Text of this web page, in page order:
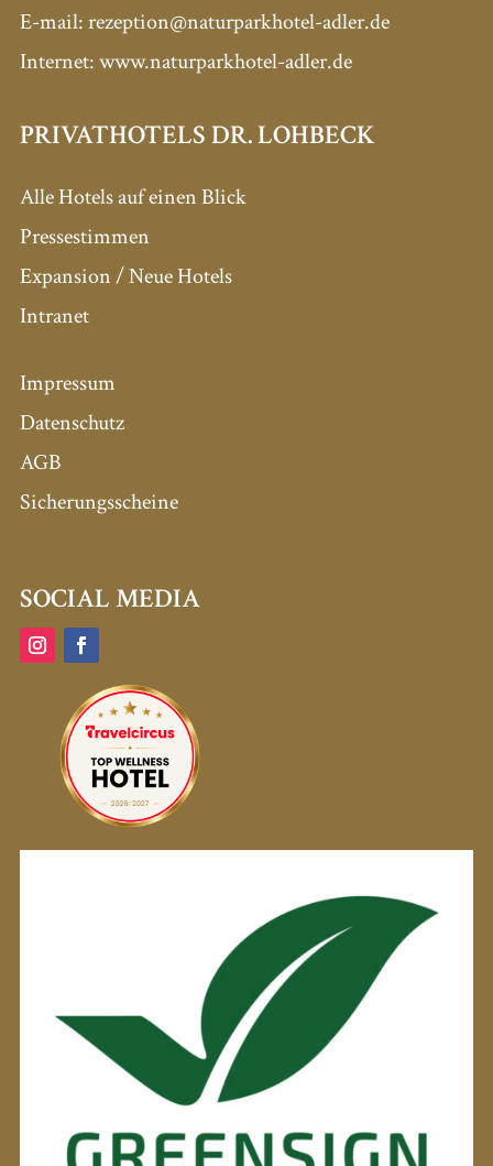
E-mail:rezeption@naturparkhotel-adler.de
Internet: www.naturparkhotel-adler.de
PRIVATHOTELS DR. LOHBECK
Alle Hotels auf einen Blick
Pressestimmen
Expansion / Neue Hotels
Intranet
Impressum
Datenschutz
AGB
Sicherungsscheine
SOCIAL MEDIA